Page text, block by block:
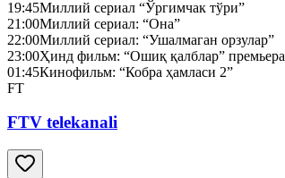
19:45Миллий сериал “Ўргимчак тўри”
21:00Миллий сериал: “Она”
22:00Миллий сериал: “Ушалмаган орзулар”
23:00Ҳинд фильм: “Ошиқ қалблар” премьера
01:45Кинофильм: “Кобра ҳамласи 2”
FT
FTV telekanali